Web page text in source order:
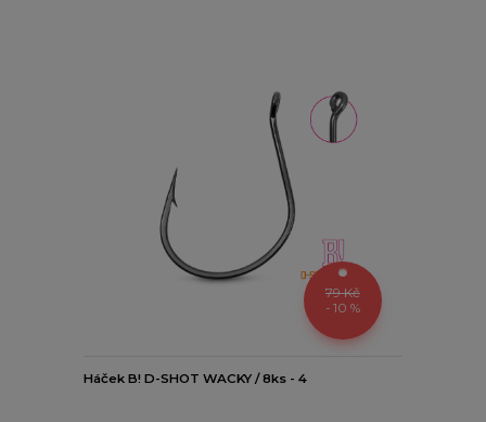
79 Kč
- 10 %
Háček B! D-SHOT WACKY / 8ks - 4